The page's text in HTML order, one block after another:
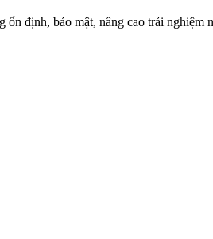
ổn định, bảo mật, nâng cao trải nghiệm